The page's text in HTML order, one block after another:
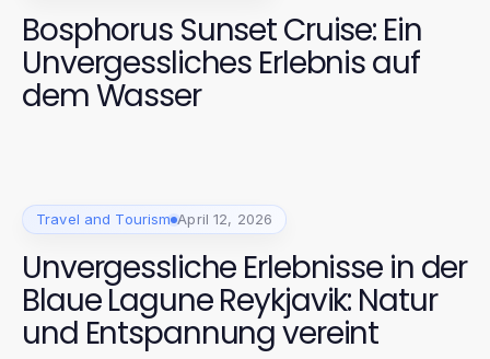
Bosphorus Sunset Cruise: Ein
Unvergessliches Erlebnis auf
dem Wasser
Travel and Tourism April 12, 2026
Unvergessliche Erlebnisse in der
Blaue Lagune Reykjavik: Natur
und Entspannung vereint